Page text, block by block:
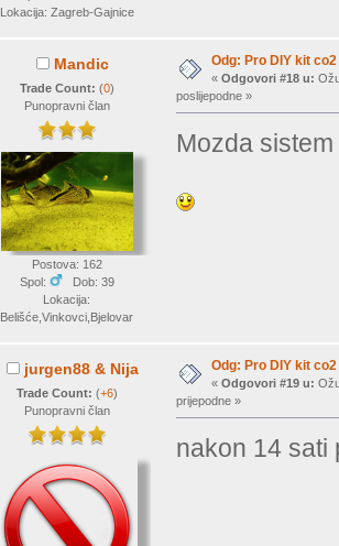
Lokacija: Zagreb-Gajnice
Mandic
Trade Count: (0)
Punopravni član
Postova: 162
Spol:
Dob: 39
Lokacija:
Belišće,Vinkovci,Bjelovar
Odg: Pro DIY kit
« Odgovori #18 u:
poslijepodne »
Mozda
jurgen88 & Nija
Trade Count: (+6)
Punopravni član
Odg: Pro DIY kit
« Odgovori #19 u:
prijepodne »
nakon 14 sati